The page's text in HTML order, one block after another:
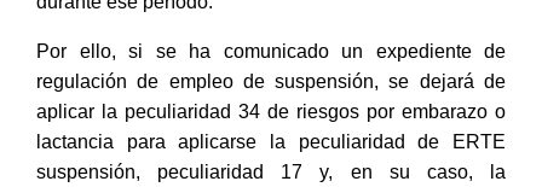
Por ello, si se ha comunicado un expediente de
regulación de empleo de suspensión, se dejará de
aplicar la peculiaridad 34 de riesgos por embarazo o
lactancia para aplicarse la peculiaridad de ERTE
suspensión, peculiaridad 17 y, en su caso, la